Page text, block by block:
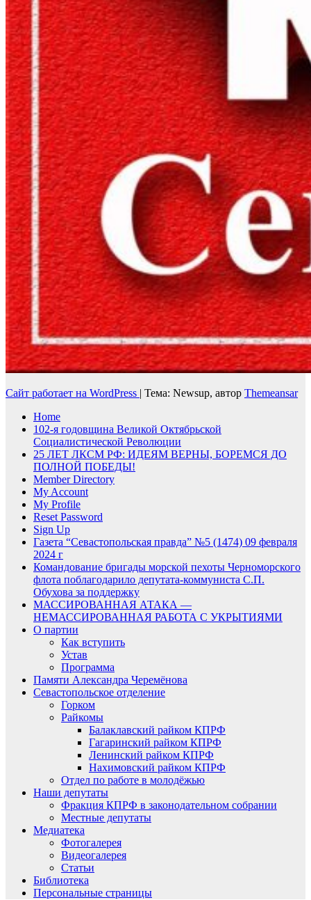
Сайт работает на WordPress | Тема: Newsup, автор Themeansar
Home
102-я годовщина Великой Октябрьской
Социалистической Революции
25 ЛЕТ ЛКСМ РФ: ИДЕЯМ ВЕРНЫ, БОРЕМСЯ ДО
ПОЛНОЙ ПОБЕДЫ!
Member Directory
My Account
My Profile
Reset Password
Sign Up
Газета “Севастопольская правда” №5 (1474) 09 февраля
2024 г
Командование бригады морской пехоты Черноморского
флота поблагодарило депутата-коммуниста С.П.
Обухова за поддержку
МАССИРОВАННАЯ АТАКА —
НЕМАССИРОВАННАЯ РАБОТА С УКРЫТИЯМИ
О партии
Как вступить
Устав
Программа
Памяти Александра Черемёнова
Севастопольское отделение
Горком
Райкомы
Балаклавский райком КПРФ
Гагаринский райком КПРФ
Ленинский райком КПРФ
Нахимовский райком КПРФ
Отдел по работе в молодёжью
Наши депутаты
Фракция КПРФ в законодательном собрании
Местные депутаты
Медиатека
Фотогалерея
Видеогалерея
Статьи
Библиотека
Персональные страницы